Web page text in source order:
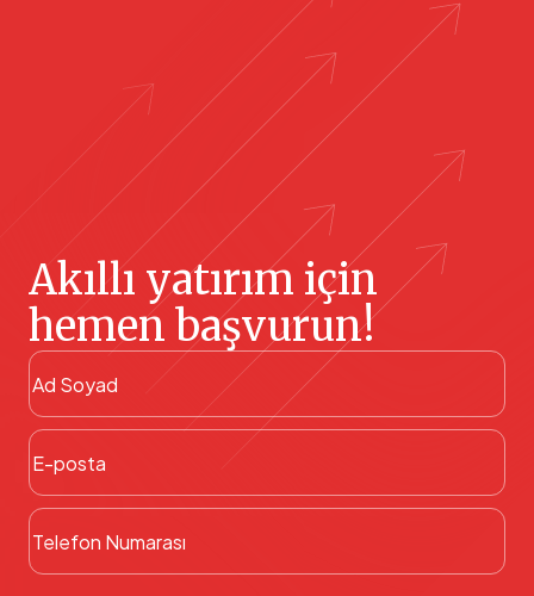
Akıllı yatırım için
hemen başvurun!